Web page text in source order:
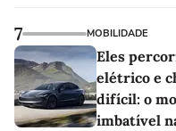
7 MOBILIDADE
Eles
elétrico e
difícil: o
imbatível